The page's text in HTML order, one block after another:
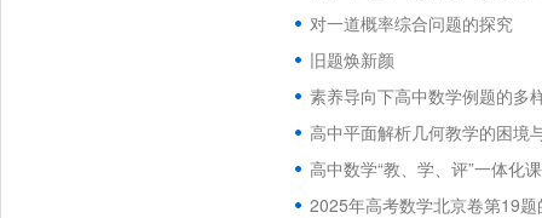
对一道概率综合问题的探究
旧题焕新颜
素养导向下高中数学例题的多
高中平面解析几何教学的困境
高中数学“教、学、评”一体化
2025年高考数学北京卷第19